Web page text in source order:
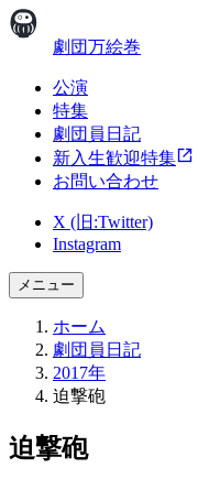
劇団万絵巻
公演
特集
劇団員日記
新入生歓迎特集
お問い合わせ
X (旧:Twitter)
Instagram
メニュー
ホーム
劇団員日記
2017年
迫撃砲
迫撃砲